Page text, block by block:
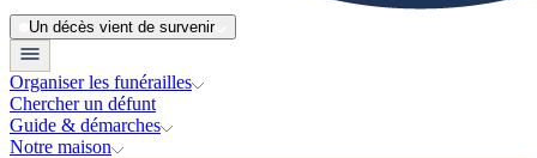
Un décès vient de survenir
Organiser les funérailles
Chercher un défunt
Guide & démarches
Notre maison